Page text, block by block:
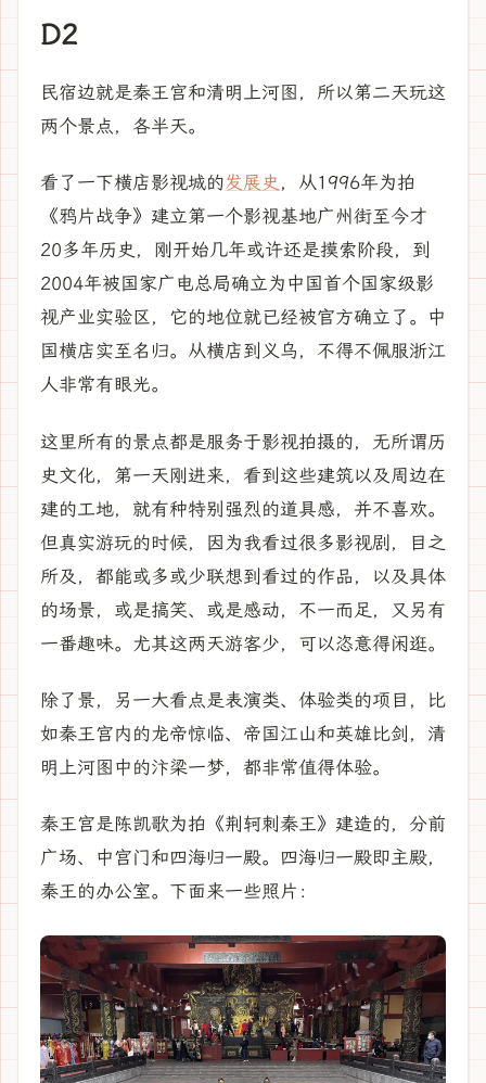
D2
民宿边就是秦王宫和清明上河图，所以第二天玩这
两个景点，各半天。
看了一下横店影视城的发展史 ，从1996年为拍
《鸦片战争》建立第一个影视基地广州街至今才
20多年历史，刚开始几年或许还是摸索阶段，到
2004年被国家广电总局确立为中国首个国家级影
视产业实验区，它的地位就已经被官方确立了。中
国横店实至名归。从横店到义乌，不得不佩服浙江
人非常有眼光。
这里所有的景点都是服务于影视拍摄的，无所谓历
史文化，第一天刚进来，看到这些建筑以及周边在
建的工地，就有种特别强烈的道具感，并不喜欢。
但真实游玩的时候，因为我看过很多影视剧，目之
所及，都能或多或少联想到看过的作品，以及具体
的场景，或是搞笑、或是感动，不一而足，又另有
一番趣味。尤其这两天游客少，可以恣意得闲逛。
除了景，另一大看点是表演类、体验类的项目，比
如秦王宫内的龙帝惊临、帝国江山和英雄比剑，清
明上河图中的汴梁一梦，都非常值得体验。
秦王宫是陈凯歌为拍《荆轲刺秦王》建造的，分前
广场、中宫门和四海归一殿。四海归一殿即主殿，
秦王的办公室。下面来一些照片：